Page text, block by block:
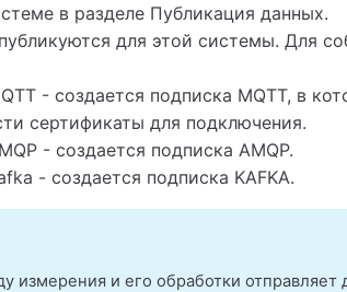
в разделе Публикация данных.
для этой системы. Для
- создается подписка MQTT, в
сертификаты для подключения.
- создается подписка AMQP.
- создается подписка KAFKA.
измерения и его обработки